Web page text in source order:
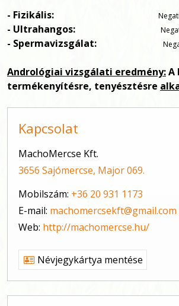
- Fizikális:
- Ultrahangos:
- Spermavizsgálat:
Andrológiai vizsgálati eredmény:A
termékenyítésre, tenyésztésre
Kapcsolat
MachoMercse Kft.
3656 Sajómercse, Major 069.
Mobilszám: +36 20 931 1173
E-mail: machomercsekft@gmail.com
Web: http://machomercse.hu/
Névjegykártya mentése